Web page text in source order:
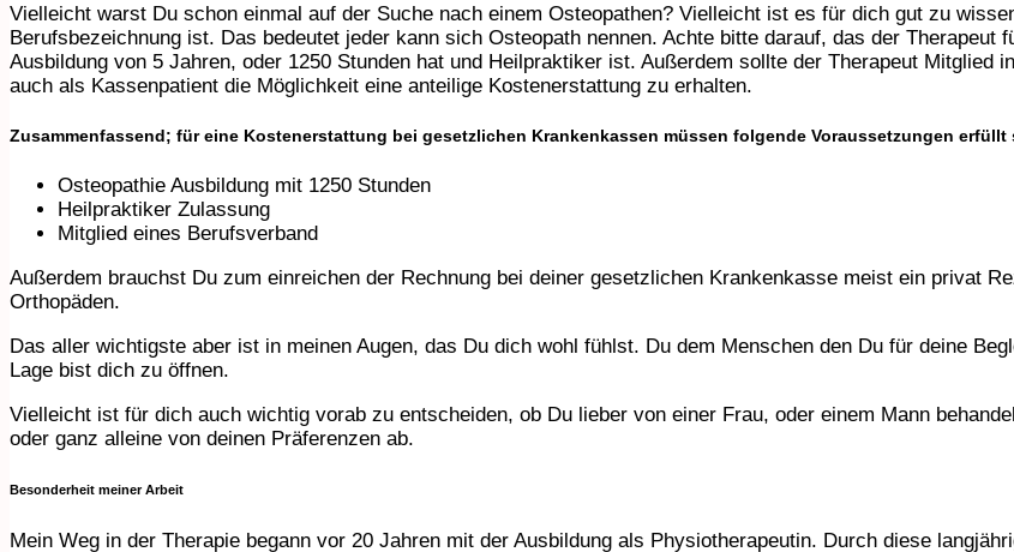
Vielleicht warst Du schon einmal auf der Suche nach einem Osteopathen? Vielleicht ist es für dich gut zu
Berufsbezeichnung ist. Das bedeutet jeder kann sich Osteopath nennen. Achte bitte darauf, das der Therapeut
Ausbildung von 5 Jahren, oder 1250 Stunden hat und Heilpraktiker ist. Außerdem sollte der Therapeut Mitglied
auch als Kassenpatient die Möglichkeit eine anteilige Kostenerstattung zu erhalten.
Zusammenfassend; für eine Kostenerstattung bei gesetzlichen Krankenkassen müssen folgende Voraussetzungen erfüllt
Osteopathie Ausbildung mit 1250 Stunden
Heilpraktiker Zulassung
Mitglied eines Berufsverband
Außerdem brauchst Du zum einreichen der Rechnung bei deiner gesetzlichen Krankenkasse meist ein privat
Orthopäden.
Das aller wichtigste aber ist in meinen Augen, das Du dich wohl fühlst. Du dem Menschen den Du für deine
Lage bist dich zu öffnen.
Vielleicht ist für dich auch wichtig vorab zu entscheiden, ob Du lieber von einer Frau, oder einem Mann
oder ganz alleine von deinen Präferenzen ab.
Besonderheit meiner Arbeit
Mein Weg in der Therapie begann vor 20 Jahren mit der Ausbildung als Physiotherapeutin. Durch diese